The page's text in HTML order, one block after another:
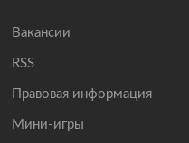
Вакансии
RSS
Правовая информация
Мини-игры